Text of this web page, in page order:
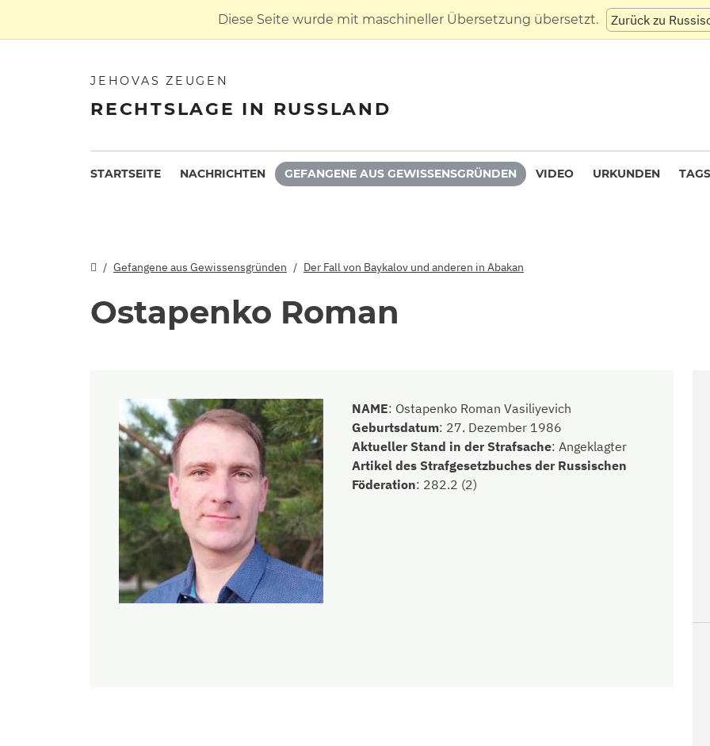
Diese Seite wurde mit maschineller Übersetzung übersetzt. Zurück zu
JEHOVAS ZEUGEN
RECHTSLAGE IN RUSSLAND
STARTSEITE NACHRICHTEN GEFANGENE AUS GEWISSENSGRÜNDEN VIDEO URKUNDEN TAGS
Gefangene aus Gewissensgründen Der Fall von Baykalov und anderen in Abakan
Ostapenko Roman
NAME: Ostapenko Roman Vasiliyevich
Geburtsdatum: 27. Dezember 1986
Aktueller Stand in der Strafsache: Angeklagter
Artikel des Strafgesetzbuches der Russischen
Föderation: 282.2 (2)